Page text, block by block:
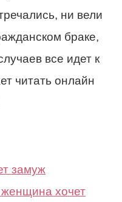
ни вели
браке,
все идет к
читать онлайн
замуж
хочет